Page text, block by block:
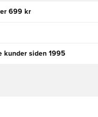
699 kr
kunder siden 1995